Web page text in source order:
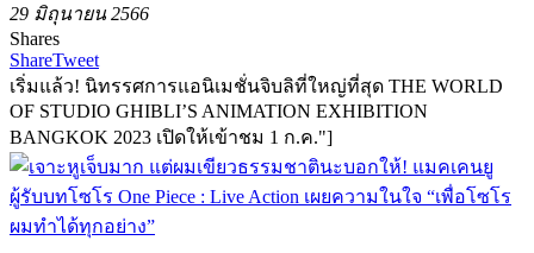
29 มิถุนายน 2566
Shares
ShareTweet
เริ่มแล้ว! นิทรรศการแอนิเมชั่นจิบลิที่ใหญ่ที่สุด THE WORLD
OF STUDIO GHIBLI’S ANIMATION EXHIBITION
BANGKOK 2023 เปิดให้เข้าชม 1 ก.ค."]